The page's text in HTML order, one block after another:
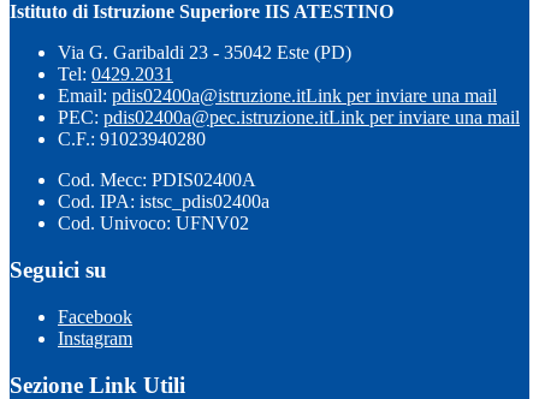
Istituto di Istruzione Superiore IIS ATESTINO
Via G. Garibaldi 23 - 35042 Este (PD)
Tel: 0429.2031
Email: pdis02400a@istruzione.itLink per inviare una mail
PEC: pdis02400a@pec.istruzione.itLink per inviare una mail
C.F.: 91023940280
Cod. Mecc: PDIS02400A
Cod. IPA: istsc_pdis02400a
Cod. Univoco: UFNV02
Seguici su
Facebook
Instagram
Sezione Link Utili